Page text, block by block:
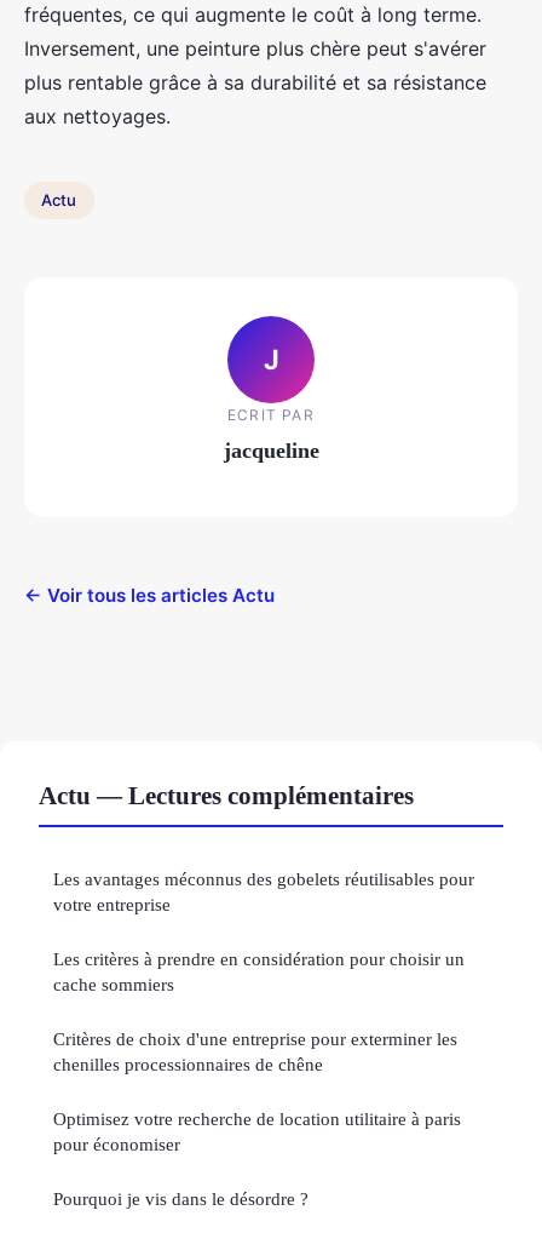
fréquentes, ce qui augmente le coût à long terme.
Inversement, une peinture plus chère peut s'avérer
plus rentable grâce à sa durabilité et sa résistance
aux nettoyages.
Actu
J
ECRIT PAR
jacqueline
← Voir tous les articles Actu
Actu — Lectures complémentaires
Les avantages méconnus des gobelets réutilisables pour
votre entreprise
Les critères à prendre en considération pour choisir un
cache sommiers
Critères de choix d'une entreprise pour exterminer les
chenilles processionnaires de chêne
Optimisez votre recherche de location utilitaire à paris
pour économiser
Pourquoi je vis dans le désordre ?